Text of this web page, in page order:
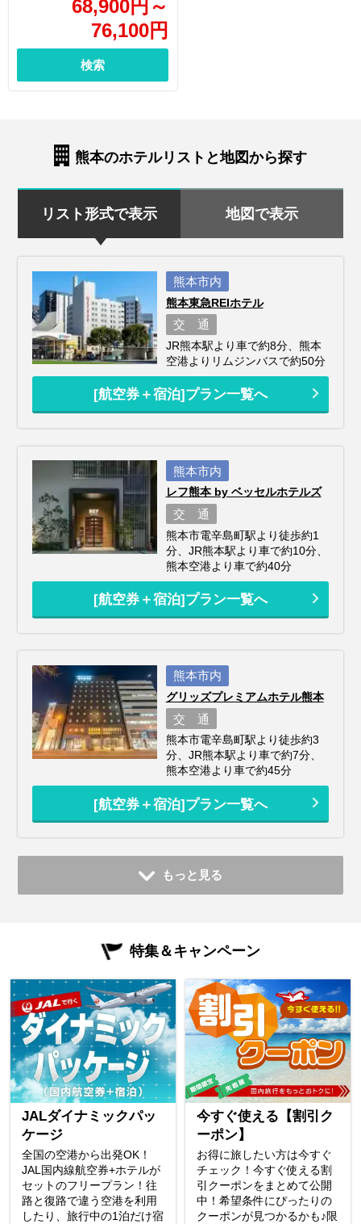
68,900円 ～
76,100円
検索
熊本のホテルリストと地図から探す
リスト形式で表示 地図で表示
熊本市内
熊本東急REIホテル
交 通
JR熊本駅より車で約8分、熊本
空港よりリムジンバスで約50分
[航空券＋宿泊]プラン一覧へ
熊本市内
レフ熊本 by ベッセルホテルズ
交 通
熊本市電辛島町駅より徒歩約1
分、JR熊本駅より車で約10分、
熊本空港より車で約40分
[航空券＋宿泊]プラン一覧へ
熊本市内
グリッズプレミアムホテル熊本
交 通
熊本市電辛島町駅より徒歩約3
分、JR熊本駅より車で約7分、
熊本空港より車で約45分
[航空券＋宿泊]プラン一覧へ
もっと見る
特集＆キャンペーン
JALダイナミックパッ
ケージ
全国の空港から出発OK！
JAL国内線航空券+ホテルが
セットのフリープラン！往
路と復路で違う空港を利用
したり、旅行中の1泊だけ宿
今すぐ使える【割引ク
ーポン】
お得に旅したい方は今すぐ
チェック！今すぐ使える割
引クーポンをまとめて公開
中！希望条件にぴったりの
クーポンが見つかるかも♪限